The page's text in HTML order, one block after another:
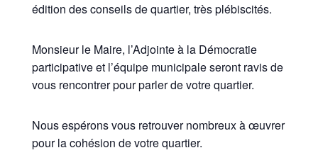
édition des conseils de quartier, très plébiscités.
Monsieur le Maire, l’Adjointe à la Démocratie
participative et l’équipe municipale seront ravis de
vous rencontrer pour parler de votre quartier.
Nous espérons vous retrouver nombreux à œuvrer
pour la cohésion de votre quartier.